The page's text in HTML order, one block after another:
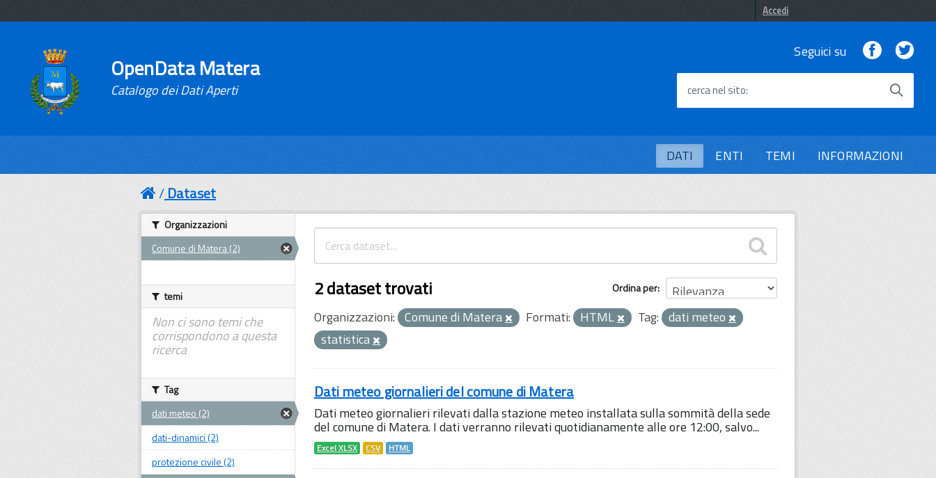
Accedi
OpenData Matera
Catalogo dei Dati Aperti
Seguici su Facebook
cerca nel sito
DATI ENTI TEMI INFORMAZIONI
Dataset
Ordina per
2 dataset trovati
Organizzazioni: Comune di Matera Formati: HTML Tag: dati meteo
statistica
Dati meteo giornalieri del comune di Matera
Dati meteo giornalieri rilevati dalla stazione meteo installata sulla sommità della sede
del comune di Matera. I dati verranno rilevati quotidianamente alle ore 12:00, salvo...
Excel XLSX CSV HTML
Organizzazioni
Comune di Matera (2)
temi
Non ci sono temi che
corrispondono a questa
ricerca
Tag
dati meteo (2)
dati-dinamici (2)
protezione civile (2)